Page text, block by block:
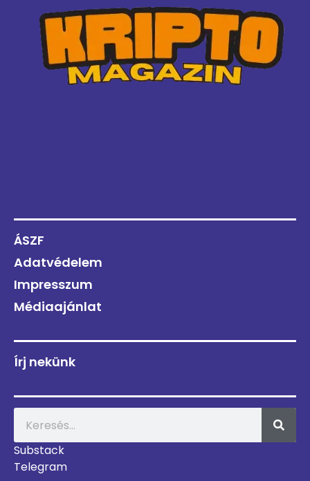
ÁSZF
Adatvédelem
Impresszum
Médiaajánlat
Írj nekünk
Substack
Telegram